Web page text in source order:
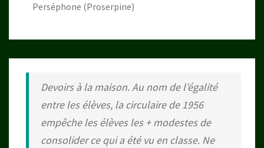
Perséphone (Proserpine)
Devoirs à la maison. Au nom de l’égalité
entre les élèves, la circulaire de 1956
empêche les élèves les + modestes de
consolider ce qui a été vu en classe. Ne